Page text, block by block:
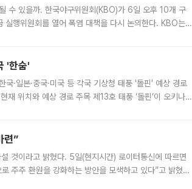
수 있을까. 한국야구위원회(KBO)가 6일 오후 10개 구
실행위원회를 열어 폭염 대책을 다시 논의한다. KBO는
'한숨'
·일본·중국·미국 등 각국 기상청 태풍 '돌핀' 예상 경로
위치와 예상 경로 주목 제13호 태풍 ‘돌핀’이 오키나와
련”
시간) 로이터통신에 따르면
주주 환원을 강화하는 방안을 모색하고 있다”고 밝혔다.